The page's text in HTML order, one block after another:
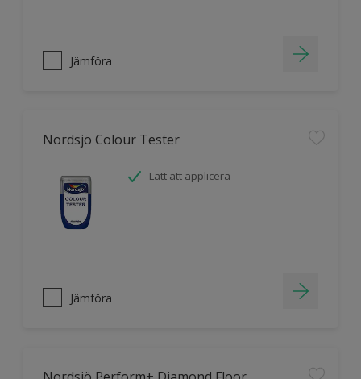
Jämföra
Nordsjö Colour Tester
Lätt att applicera
Jämföra